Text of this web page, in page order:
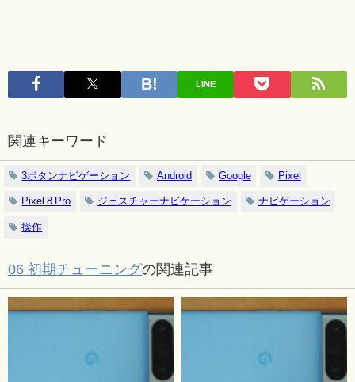
LINE
関連キーワード
3ボタンナビゲーション Android Google Pixel
Pixel 8 Pro ジェスチャーナビケーション ナビゲーション
操作
06 初期チューニングの関連記事